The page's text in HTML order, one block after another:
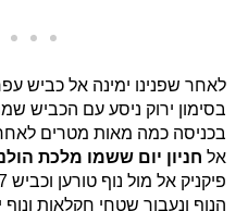
לאחר שפנינו ימינה אל כביש
בסימון ירוק ניסע עם הכביש
בכניסה כמה מאות מטרים
אל חניון יום ששמו מלכת
הנוף ונעבור שטחי חקלאות ונוף